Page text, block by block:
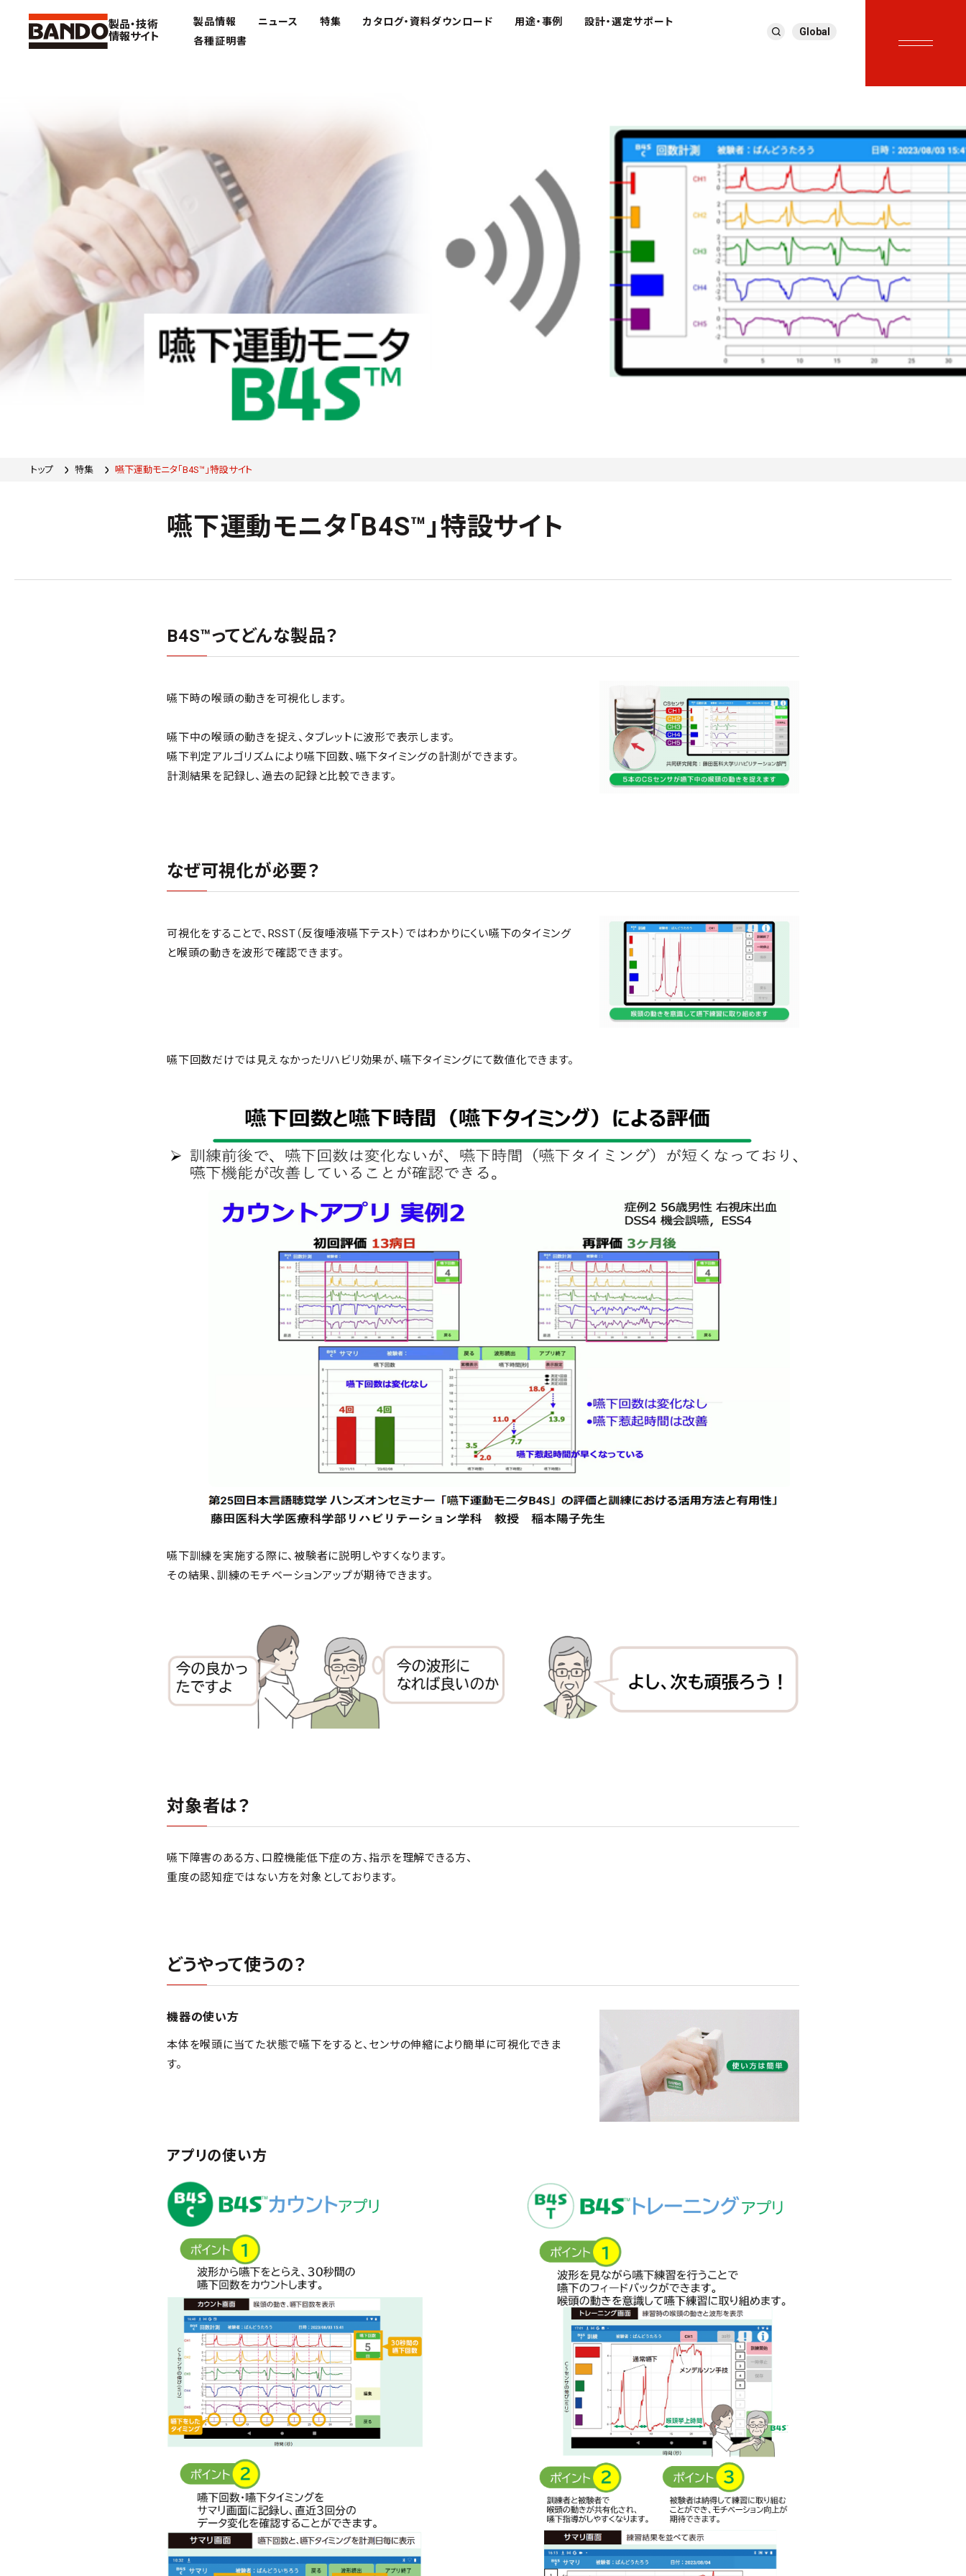
製品・技術
情報サイト
製品情報 ニュース 特集 カタログ・資料ダウンロード 用途・事例
設計・選定サポート
各種証明書
Global
トップ 特集 嚥下運動モニタ「B4S™」特設サイト
嚥下運動モニタ「B4S™」特設サイト
B4S™ってどんな製品？
嚥下時の喉頭の動きを可視化します。
嚥下中の喉頭の動きを捉え、タブレットに波形で表示します。
嚥下判定アルゴリズムにより嚥下回数、嚥下タイミングの計測ができます。
計測結果を記録し、過去の記録と比較できます。
なぜ可視化が必要？
可視化をすることで、RSST（反復唾液嚥下テスト）ではわかりにくい嚥下のタイミング
と喉頭の動きを波形で確認できます。
嚥下回数だけでは見えなかったリハビリ効果が、嚥下タイミングにて数値化できます。
嚥下訓練を実施する際に、被験者に説明しやすくなります。
その結果、訓練のモチベーションアップが期待できます。
対象者は？
嚥下障害のある方、口腔機能低下症の方、指示を理解できる方、
重度の認知症ではない方を対象としております。
どうやって使うの？
機器の使い方
本体を喉頭に当てた状態で嚥下をすると、センサの伸縮により簡単に可視化できま
す。
アプリの使い方